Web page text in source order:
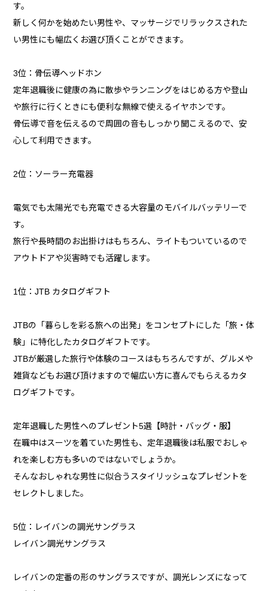
す。
新しく何かを始めたい男性や、マッサージでリラックスされた
い男性にも幅広くお選び頂くことができます。
3位：骨伝導ヘッドホン
定年退職後に健康の為に散歩やランニングをはじめる方や登山
や旅行に行くときにも便利な無線で使えるイヤホンです。
骨伝導で音を伝えるので周囲の音もしっかり聞こえるので、安
心して利用できます。
2位：ソーラー充電器
電気でも太陽光でも充電できる大容量のモバイルバッテリーで
す。
旅行や長時間のお出掛けはもちろん、ライトもついているので
アウトドアや災害時でも活躍します。
1位：JTB カタログギフト
JTBの「暮らしを彩る旅への出発」をコンセプトにした「旅・体
験」に特化したカタログギフトです。
JTBが厳選した旅行や体験のコースはもちろんですが、グルメや
雑貨などもお選び頂けますので幅広い方に喜んでもらえるカタ
ログギフトです。
定年退職した男性へのプレゼント5選【時計・バッグ・服】
在職中はスーツを着ていた男性も、定年退職後は私服でおしゃ
れを楽しむ方も多いのではないでしょうか。
そんなおしゃれな男性に似合うスタイリッシュなプレゼントを
セレクトしました。
5位：レイバンの調光サングラス
レイバン調光サングラス
レイバンの定番の形のサングラスですが、調光レンズになって